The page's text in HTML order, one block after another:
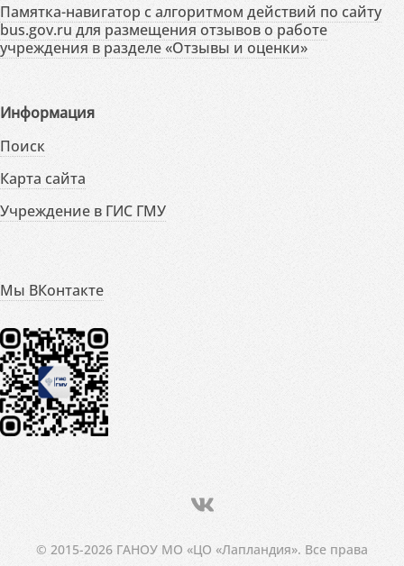
Памятка-навигатор с алгоритмом действий по сайту
bus.gov.ru для размещения отзывов о работе
учреждения в разделе «Отзывы и оценки»
Информация
Поиск
Карта сайта
Учреждение в ГИС ГМУ
Мы ВКонтакте
© 2015-2026 ГАНОУ МО «ЦО «Лапландия». Все права